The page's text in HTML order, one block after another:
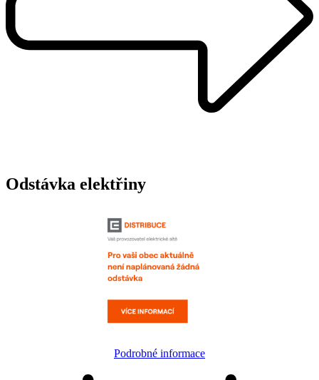
Odstávka elektřiny
Podrobné informace